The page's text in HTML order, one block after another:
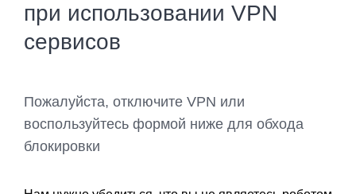
при использовании VPN
сервисов
Пожалуйста, отключите VPN или
воспользуйтесь формой ниже для обхода
блокировки